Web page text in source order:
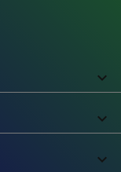


